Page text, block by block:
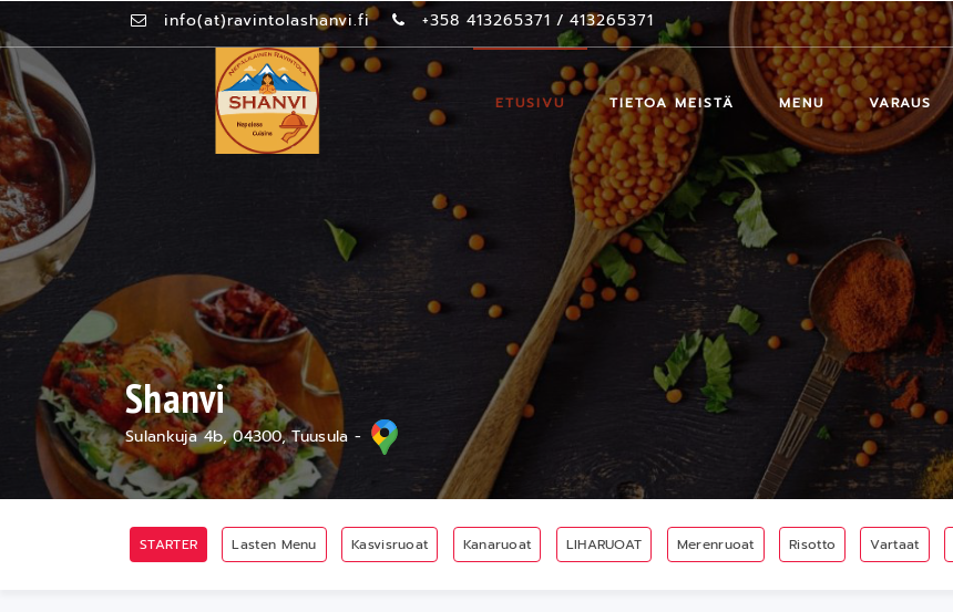
info(at)ravintolashanvi.fi +358 413265371 /413265371
ETUSIVU TIETOA MEISTÄ MENU VARAUS
Shanvi
Sulankuja 4b, 04300, Tuusula -
STARTER Lasten Menu Kasvisruoat Kanaruoat LIHARUOAT Merenruoat Risotto Vartaat